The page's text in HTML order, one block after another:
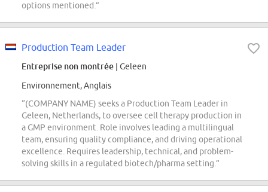
options mentioned.”
Production Team Leader
Entreprise non montrée | Geleen
Environnement, Anglais
“(COMPANY NAME) seeks a Production Team Leader in
Geleen, Netherlands, to oversee cell therapy production in
a GMP environment. Role involves leading a multilingual
team, ensuring quality compliance, and driving operational
excellence. Requires leadership, technical, and problem-
solving skills in a regulated biotech/pharma setting.”